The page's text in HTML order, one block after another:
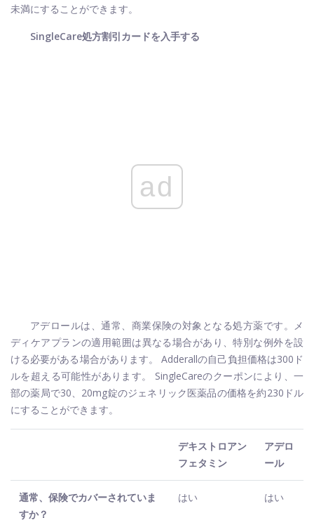
未満にすることができます。
SingleCare処方割引カードを入手する
ad
アデロールは、通常、商業保険の対象となる処方薬です。メ
ディケアプランの適用範囲は異なる場合があり、特別な例外を設
ける必要がある場合があります。 Adderallの自己負担価格は300ド
ルを超える可能性があります。 SingleCareのクーポンにより、一
部の薬局で30、20mg錠のジェネリック医薬品の価格を約230ドル
にすることができます。
デキストロアン
フェタミン
アデロ
ール
通常、保険でカバーされていま
すか？
はい はい